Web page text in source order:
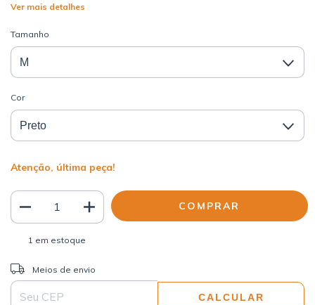
Ver mais detalhes
Tamanho
Cor
Atenção, última peça!
1 em estoque
Entregas para o CEP:
Meios de envio
CALCULAR